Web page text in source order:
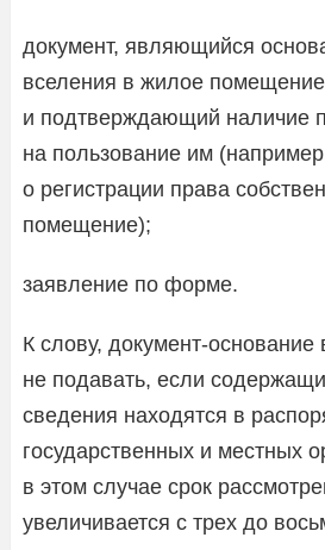
документ, являющийся
вселения в жилое помещение
и подтверждающий наличие
на пользование им
о регистрации права
помещение);
заявление по форме.
К слову, документ-
не подавать, если
сведения находятся в
государственных и местных
в этом случае срок
увеличивается с трех до